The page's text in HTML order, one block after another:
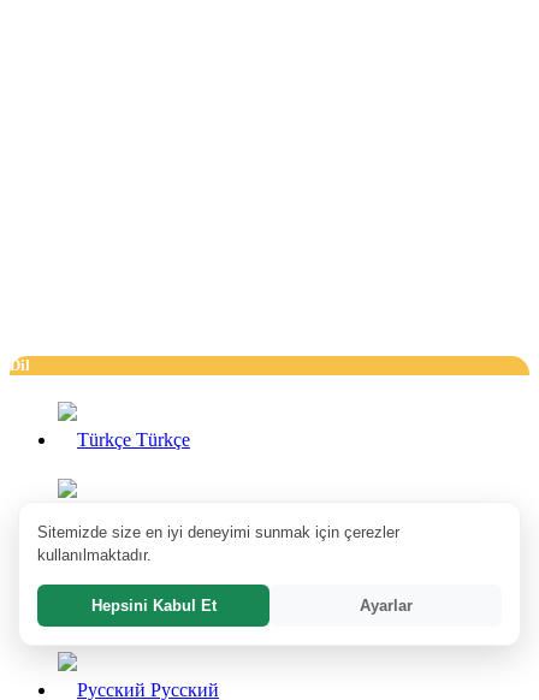
Sitemizde size en iyi deneyimi sunmak için çerezler
kullanılmaktadır.
Hepsini Kabul Et Ayarlar
Dil
Türkçe
Deutsch
Pусский